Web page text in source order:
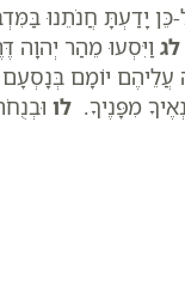
כֵּן יָדַעְתָּ חֲנֹתֵנוּ
לג וַיִּסְעוּ מֵהַר יְהוָה
עֲלֵיהֶם יוֹמָם בְּנָסְעָם
מִפָּנֶיךָ. לו